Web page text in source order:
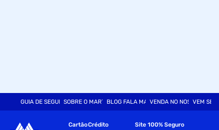
GUIA DE SEGURANÇASOBRE O MARTINSBLOG FALA MARTVENDA NO NOSSO SITE
VEM SER
CartãoCrédito Site 100% Seguro